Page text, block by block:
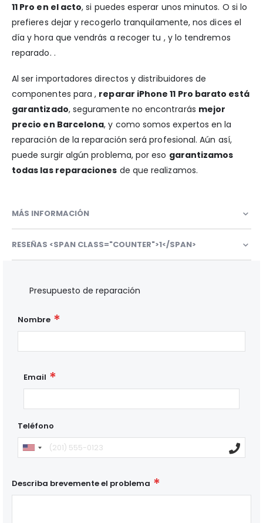
11 Pro en el acto, si puedes esperar unos minutos. O si lo
prefieres dejar y recogerlo tranquilamente, nos dices el
día y hora que vendrás a recoger tu , y lo tendremos
reparado. .
Al ser importadores directos y distribuidores de
componentes para , reparar iPhone 11 Pro barato está
garantizado, seguramente no encontrarás mejor
precio en Barcelona, y como somos expertos en la
reparación de la reparación será profesional. Aún así,
puede surgir algún problema, por eso garantizamos
todas las reparaciones de que realizamos.
MÁS INFORMACIÓN
RESEÑAS <SPAN CLASS="COUNTER">1</SPAN>
Presupuesto de reparación
Nombre
Email
Teléfono
Describa brevemente el problema